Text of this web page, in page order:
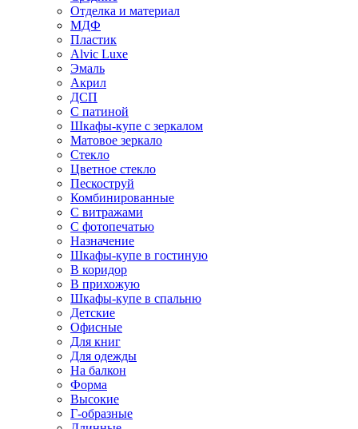
Отделка и материал
МДФ
Пластик
Alvic Luxe
Эмаль
Акрил
ДСП
С патиной
Шкафы-купе с зеркалом
Матовое зеркало
Стекло
Цветное стекло
Пескоструй
Комбинированные
С витражами
С фотопечатью
Назначение
Шкафы-купе в гостиную
В коридор
В прихожую
Шкафы-купе в спальню
Детские
Офисные
Для книг
Для одежды
На балкон
Форма
Высокие
Г-образные